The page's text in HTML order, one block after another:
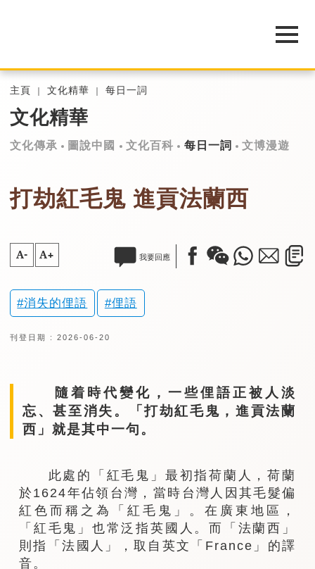
主頁 文化精華 每日一詞
文化精華
文化傳承 圖說中國 文化百科 每日一詞 文博漫遊
打劫紅毛鬼 進貢法蘭西
A- A+ 我要回應
消失的俚語 俚語
刊登日期 : 2026-06-20
隨着時代變化，一些俚語正被人淡
忘、甚至消失。「打劫紅毛鬼，進貢法蘭
西」就是其中一句。
此處的「紅毛鬼」最初指荷蘭人，荷蘭
於1624年佔領台灣，當時台灣人因其毛髮偏
紅色而稱之為「紅毛鬼」。在廣東地區，
「紅毛鬼」也常泛指英國人。而「法蘭西」
則指「法國人」，取自英文「France」的譯
音。